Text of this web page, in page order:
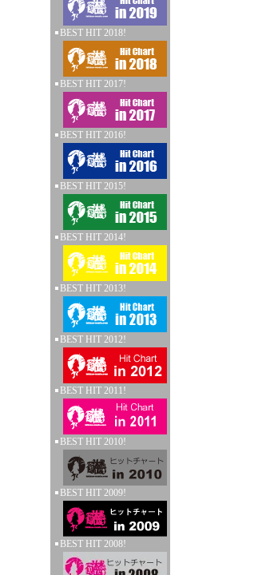
BEST HIT 2018!
BEST HIT 2017!
BEST HIT 2016!
BEST HIT 2015!
BEST HIT 2014!
BEST HIT 2013!
BEST HIT 2012!
BEST HIT 2011!
BEST HIT 2010!
BEST HIT 2009!
BEST HIT 2008!